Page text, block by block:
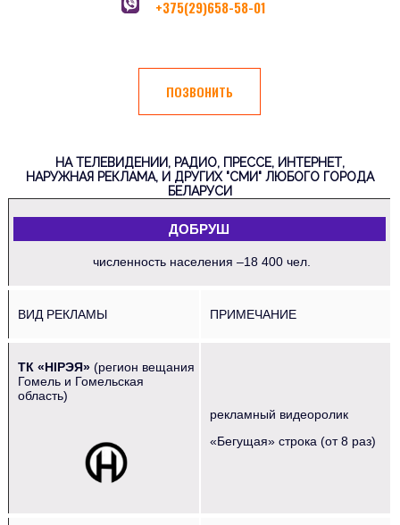
+375(29)658-58-01
ПОЗВОНИТЬ
НА ТЕЛЕВИДЕНИИ, РАДИО, ПРЕССЕ, ИНТЕРНЕТ,
НАРУЖНАЯ РЕКЛАМА, И ДРУГИХ "СМИ" ЛЮБОГО ГОРОДА
БЕЛАРУСИ
ДОБРУШ
численность населения –18 400 чел.
ВИД РЕКЛАМЫ ПРИМЕЧАНИЕ
ТК «НIРЭЯ»(регион вещания
Гомель и Гомельская
область)
рекламный видеоролик
«Бегущая» строка (от 8 раз)